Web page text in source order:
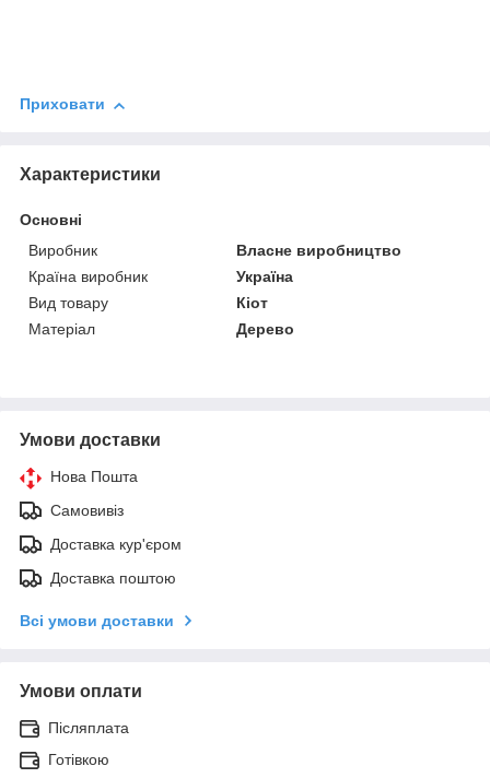
Приховати
Характеристики
Основні
Виробник
Власне виробництво
Країна виробник
Україна
Вид товару
Кіот
Матеріал
Дерево
Умови доставки
Нова Пошта
Самовивіз
Доставка кур'єром
Доставка поштою
Всі умови доставки
Умови оплати
Післяплата
Готівкою